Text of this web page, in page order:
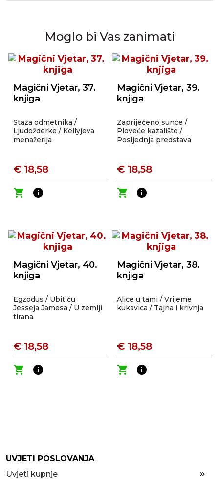
Moglo bi Vas zanimati
Magični Vjetar, 37.
knjiga
Staza odmetnika /
Ljudožderke / Kellyjeva
menažerija
€ 18,58
shopping_cart
info
Magični Vjetar, 39.
knjiga
Zapriječeno sunce /
Ploveće kazalište /
Posljednja predstava
€ 18,58
shopping_cart
info
Magični Vjetar, 40.
knjiga
Egzodus / Ubit ću
Jesseja Jamesa / U zemlji
tirana
€ 18,58
shopping_cart
info
Magični Vjetar, 38.
knjiga
Alice u tami / Vrijeme
kukavica / Tajna i krivnja
€ 18,58
shopping_cart
info
UVJETI POSLOVANJA
Uvjeti kupnje